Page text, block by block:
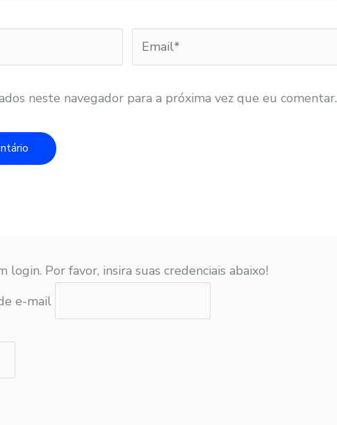
Email*
neste navegador para a próxima vez que eu comentar.
login. Por favor, insira suas credenciais abaixo!
e-mail